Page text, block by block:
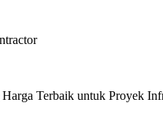
Terbaik untuk Proyek